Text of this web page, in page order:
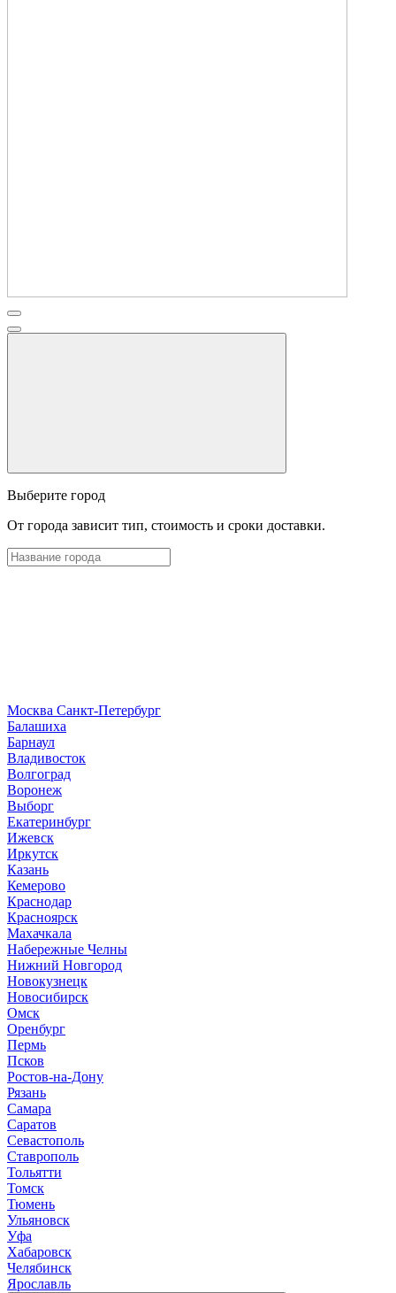
Выберите город
От города зависит тип, стоимость и сроки доставки.
Москва Санкт-Петербург
Балашиха
Барнаул
Владивосток
Волгоград
Воронеж
Выборг
Екатеринбург
Ижевск
Иркутск
Казань
Кемерово
Краснодар
Красноярск
Махачкала
Набережные Челны
Нижний Новгород
Новокузнецк
Новосибирск
Омск
Оренбург
Пермь
Псков
Ростов-на-Дону
Рязань
Самара
Саратов
Севастополь
Ставрополь
Тольятти
Томск
Тюмень
Ульяновск
Уфа
Хабаровск
Челябинск
Ярославль